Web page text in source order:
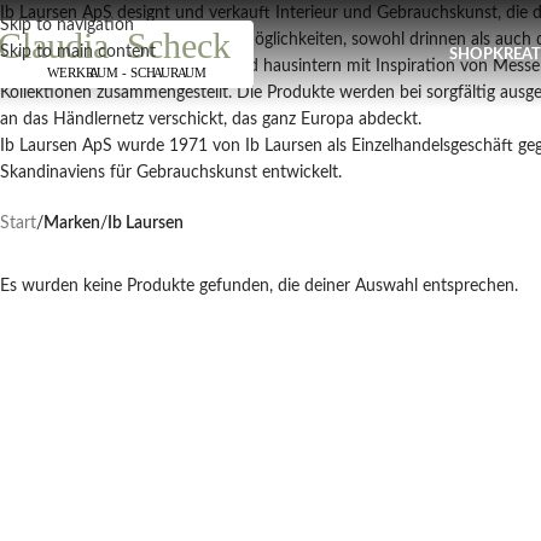
Skip to navigation
Skip to main content
SHOP
Ib Laursen ApS designt und verkauft Interieur und Gebrauchskunst,
weit und bietet eine Vielfalt von Möglichkeiten, sowohl drinnen als auch
Ein großer Teil des Sortiments wird hausintern mit Inspiration von
Kollektionen zusammengestellt. Die Produkte werden bei sorgfältig
an das Händlernetz verschickt, das ganz Europa abdeckt.
Ib Laursen ApS wurde 1971 von Ib Laursen als Einzelhandelsgeschäft
Skandinaviens für Gebrauchskunst entwickelt.
Start/ Marken/ Ib Laursen
Es wurden keine Produkte gefunden, die deiner Auswahl entsprechen.